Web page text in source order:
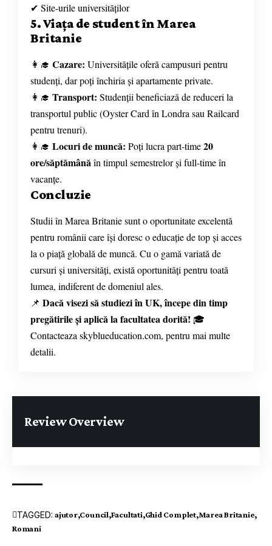
✔ Site-urile universităților
5. Viața de student în Marea
Britanie
👩‍🎓 Cazare: Universitățile oferă campusuri pentru
studenți, dar poți închiria și apartamente private.
👩‍🎓 Transport: Studenții beneficiază de reduceri la
transportul public (Oyster Card în Londra sau Railcard
pentru trenuri).
👩‍🎓 Locuri de muncă: Poți lucra part-time20
ore/săptămânăîn timpul semestrelor și full-time în
vacanțe.
Concluzie
Studii în Marea Britanie sunt o oportunitate excelentă
pentru românii care își doresc o educație de top și acces
la o piață globală de muncă. Cu o gamă variată de
cursuri și universități, există oportunități pentru toată
lumea, indiferent de domeniul ales.
📌 Dacă visezi să studiezi în UK, începe din timp
pregătirile și aplică la facultatea dorită! 🎓
Contacteaza skyblueducation.com, pentru mai multe
detalii.
Review Overview
TAGGED: ajutor Council Facultati Ghid Complet Marea Britanie
Romani